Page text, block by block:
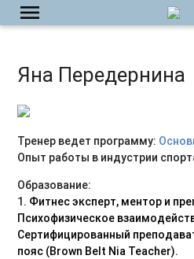
menu
Яна Передернина
Тренер ведет программу:
Опыт работы в индустрии
Образование:
1. Фитнес эксперт, ментор и
Психофизическое
Сертифицированный
пояс (Brown Belt Nia Teacher).